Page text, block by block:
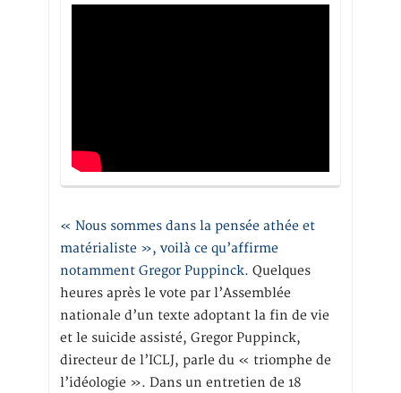
« Nous sommes dans la pensée athée et
matérialiste », voilà ce qu’affirme
notamment Gregor Puppinck. Quelques
heures après le vote par l’Assemblée
nationale d’un texte adoptant la fin de vie
et le suicide assisté, Gregor Puppinck,
directeur de l’ICLJ, parle du « triomphe de
l’idéologie ». Dans un entretien de 18